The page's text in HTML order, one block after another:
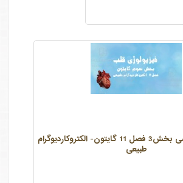
پاورپوینت آموزشی بخش3 فصل 11 گایتون- الکتروکاردیوگرام
طبیعی